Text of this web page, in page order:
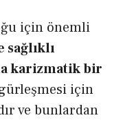
için önemli
sağlıklı
karizmatik bir
için
ve bunlardan